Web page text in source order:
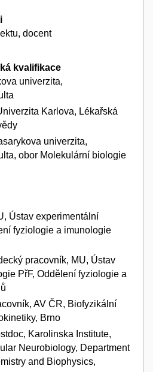
docent
kvalifikace
univerzita,
Karlova, Lékařská
univerzita,
obor Molekulární biologie
Ústav experimentální
fyziologie a imunologie
pracovník, MU, Ústav
PřF, Oddělení fyziologie a
AV ČR, Biofyzikální
Brno
Karolinska Institute,
Neurobiology, Department
and Biophysics,